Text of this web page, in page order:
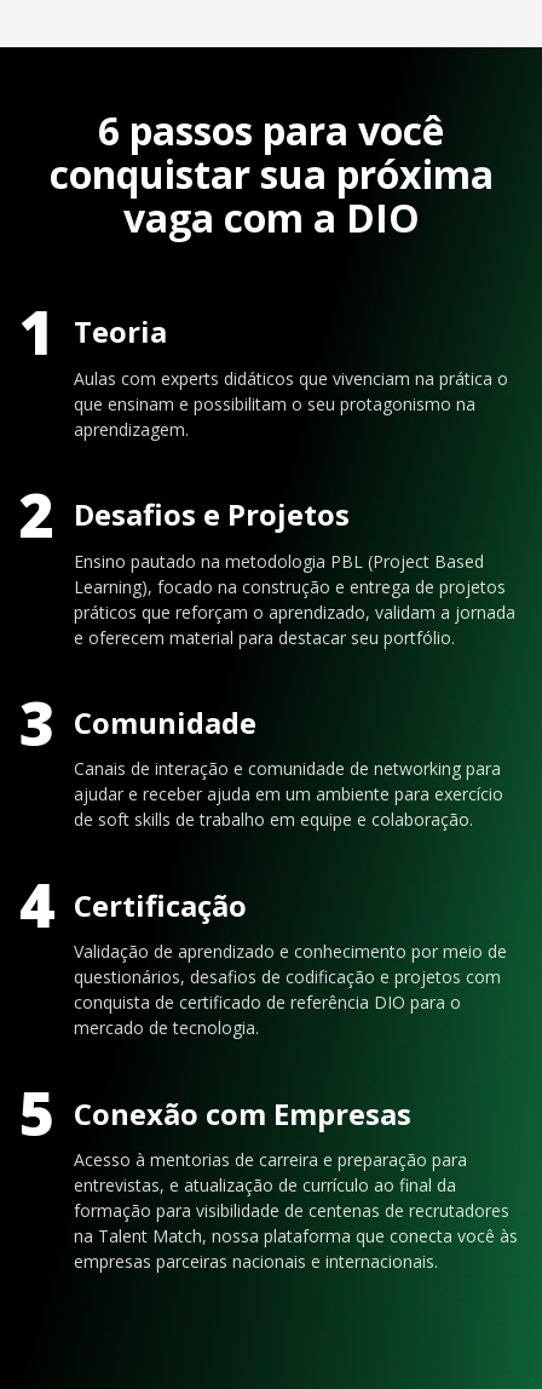
6 passos para você
conquistar sua próxima
vaga com a DIO
1 Teoria
Aulas com experts didáticos que vivenciam na prática o
que ensinam e possibilitam o seu protagonismo na
aprendizagem.
2 Desafios e Projetos
Ensino pautado na metodologia PBL (Project Based
Learning), focado na construção e entrega de projetos
práticos que reforçam o aprendizado, validam a jornada
e oferecem material para destacar seu portfólio.
3 Comunidade
Canais de interação e comunidade de networking para
ajudar e receber ajuda em um ambiente para exercício
de soft skills de trabalho em equipe e colaboração.
4 Certificação
Validação de aprendizado e conhecimento por meio de
questionários, desafios de codificação e projetos com
conquista de certificado de referência DIO para o
mercado de tecnologia.
5 Conexão com Empresas
Acesso à mentorias de carreira e preparação para
entrevistas, e atualização de currículo ao final da
formação para visibilidade de centenas de recrutadores
na Talent Match, nossa plataforma que conecta você às
empresas parceiras nacionais e internacionais.